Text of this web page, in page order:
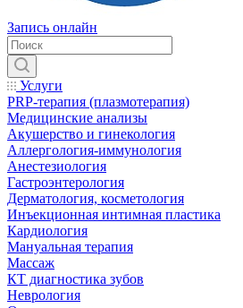
Запись онлайн
Услуги
PRP-терапия (плазмотерапия)
Медицинские анализы
Акушерство и гинекология
Аллергология-иммунология
Анестезиология
Гастроэнтерология
Дерматология, косметология
Инъекционная интимная пластика
Кардиология
Мануальная терапия
Массаж
КТ диагностика зубов
Неврология